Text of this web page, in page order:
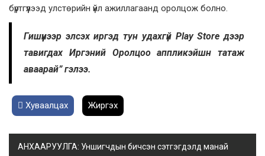
бүртгүүлээд улстөрийн үйл ажиллагаанд оролцож болно.
Гишүүнээр элсэх иргэд тун удахгүй Play Store дээр
тавигдах Иргэний Оролцоо аппликэйшн татаж
аваарай” гэлээ.
Хуваалцах Жиргэх
АНХААРУУЛГА: Уншигчдын бичсэн сэтгэгдэлд манай